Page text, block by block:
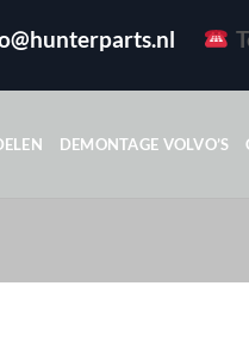
DEMONTAGE VOLVO’S